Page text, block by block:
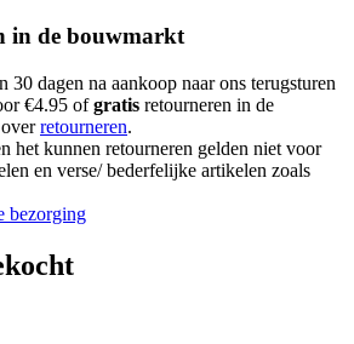
in de bouwmarkt
30 dagen na aankoop naar ons terugsturen
€4.95 ofgratis retourneren in de
retourneren.
het kunnen retourneren gelden niet voor
en verse/ bederfelijke artikelen zoals
bezorging